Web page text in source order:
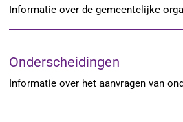
Informatie over de gemeentelijke
Onderscheidingen
Informatie over het aanvragen van